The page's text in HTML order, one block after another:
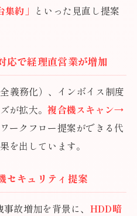
約」 といった見直し提案
で経理直営業が増加
義務化）、インボイス制度
が拡大。複合機スキャン→
ークフロー提案ができる代
を出しています。
セキュリティ提案
故増加を背景に、 HDD暗